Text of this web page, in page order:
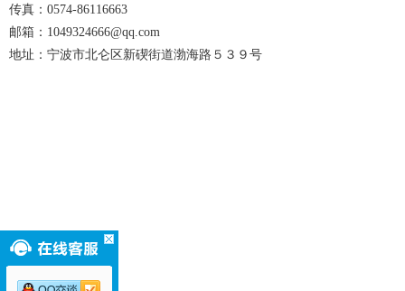
传真：0574-86116663
邮箱：1049324666@qq.com
地址：宁波市北仑区新碶街道渤海路５３９号